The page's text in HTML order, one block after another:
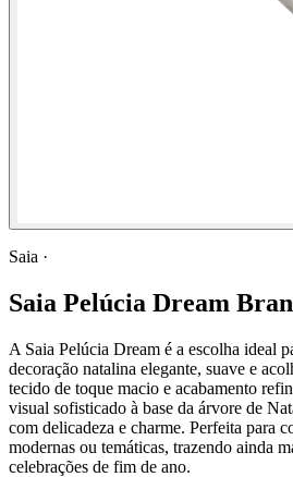
Saia ·
Saia Pelúcia Dream
A Saia Pelúcia Dream é a escolha ideal
decoração natalina elegante, suave e
tecido de toque macio e acabamento
visual sofisticado à base da árvore de
com delicadeza e charme. Perfeita para
modernas ou temáticas, trazendo ainda
celebrações de fim de ano.